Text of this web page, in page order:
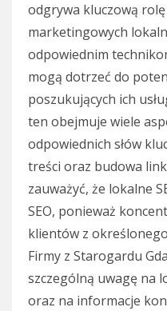
odgrywa kluczową
marketingowych
odpowiednim
mogą dotrzeć do
poszukujących ich
ten obejmuje wiele
odpowiednich słów
treści oraz budowa
zauważyć, że lokalne
SEO, ponieważ
klientów z
Firmy z Starogardu
szczególną uwagę na
oraz na informacje